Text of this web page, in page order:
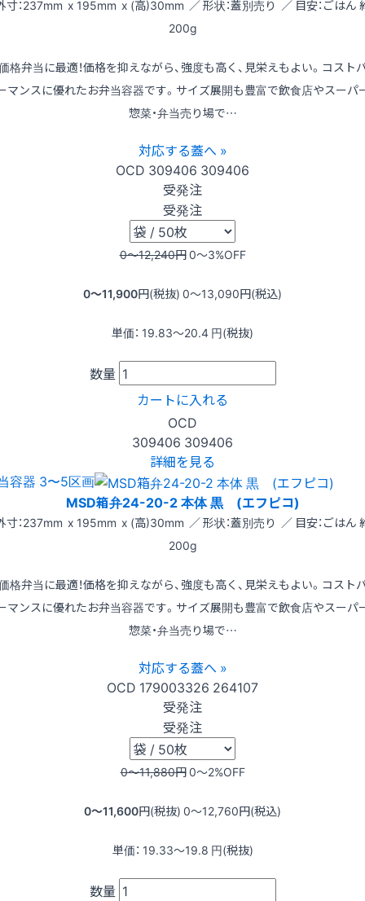
寸：237mm x 195mm x (高)30mm ／ 形状：蓋別売り ／ 目安：ごはん
200g
格弁当に最適！価格を抑えながら、強度も高く、見栄えもよい。コスト
マンスに優れたお弁当容器です。サイズ展開も豊富で飲食店やスーパ
惣菜・弁当売り場で…
対応する蓋へ »
OCD 309406 309406
受発注
受発注
0〜12,240円0〜3%OFF
0〜11,900円(税抜) 0〜13,090円(税込)
単価： 19.83〜20.4 円(税抜)
数量
カートに入れる
OCD
309406 309406
詳細を見る
容器 3〜5区画
MSD箱弁24-20-2 本体 黒 (エフピコ)
寸：237mm x 195mm x (高)30mm ／ 形状：蓋別売り ／ 目安：ごはん
200g
格弁当に最適！価格を抑えながら、強度も高く、見栄えもよい。コスト
マンスに優れたお弁当容器です。サイズ展開も豊富で飲食店やスーパ
惣菜・弁当売り場で…
対応する蓋へ »
OCD 179003326 264107
受発注
受発注
0〜11,880円0〜2%OFF
0〜11,600円(税抜) 0〜12,760円(税込)
単価： 19.33〜19.8 円(税抜)
数量